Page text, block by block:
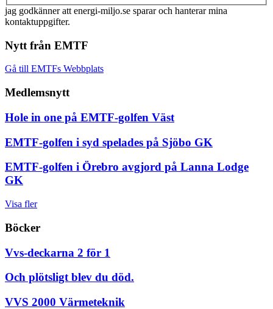
jag godkänner att energi-miljo.se sparar och hanterar mina
kontaktuppgifter.
Nytt från EMTF
Gå till EMTFs Webbplats
Medlemsnytt
Hole in one på EMTF-golfen Väst
EMTF-golfen i syd spelades på Sjöbo GK
EMTF-golfen i Örebro avgjord på Lanna Lodge
GK
Visa fler
Böcker
Vvs-deckarna 2 för 1
Och plötsligt blev du död.
VVS 2000 Värmeteknik